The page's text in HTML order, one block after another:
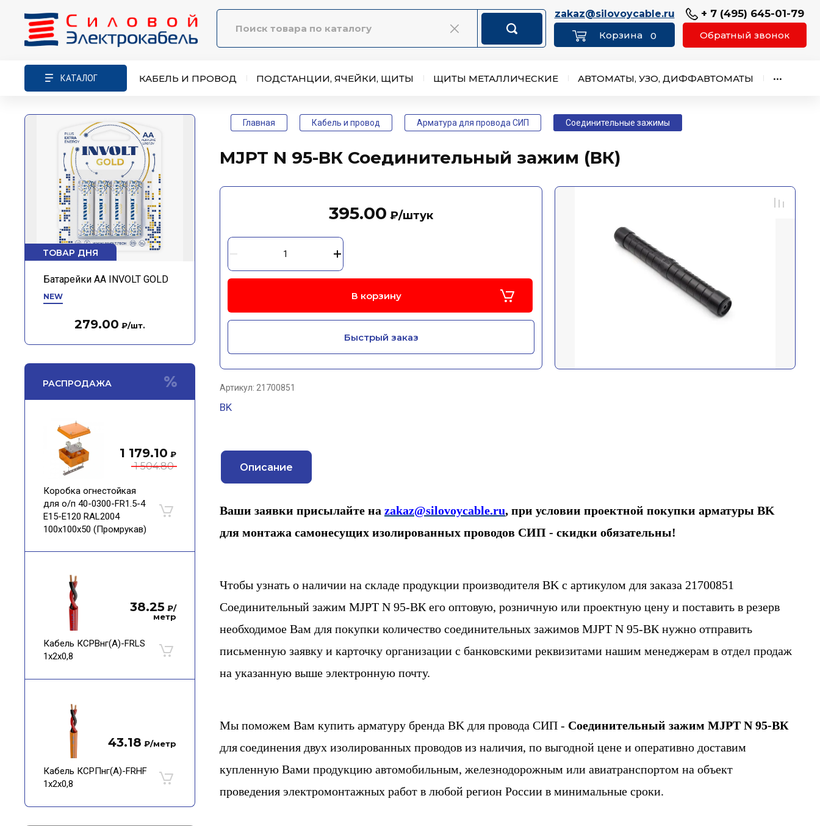
zakaz@silovoycable.ru
0
+ 7 (495) 645-01-79
Обратный звонок
КАТАЛОГ КАБЕЛЬ И ПРОВОД ПОДСТАНЦИИ, ЯЧЕЙКИ, ЩИТЫ ЩИТЫ МЕТАЛЛИЧЕСКИЕ АВТОМАТЫ, УЗО, ДИФФАВТОМАТЫ •••
ТОВАР ДНЯ
Батарейки АА INVOLT GOLD
NEW
279.00 ₽/шт.
РАСПРОДАЖА
1 504.80
1 179.10 ₽
Коробка огнестойкая
для о/п 40-0300-FR1.5-4
Е15-Е120 RAL2004
100х100х50 (Промрукав)
38.25 ₽/
метр
Кабель КСРВнг(А)-FRLS
1х2х0,8
43.18 ₽/метр
Кабель КСРПнг(А)-FRHF
1х2х0,8
Главная Кабель и провод Арматура для провода СИП Соединительные зажимы
MJPT N 95-ВК Соединительный зажим (ВК)
395.00 ₽/штук
В корзину
Быстрый заказ
Артикул: 21700851
BK
Описание
Ваши заявки присылайте на zakaz@silovoycable.ru, при условии проектной покупки арматуры BK
для монтажа самонесущих изолированных проводов СИП - скидки обязательны!
Чтобы узнать о наличии на складе продукции производителя BK с артикулом для заказа 21700851
Соединительный зажим MJPT N 95-ВК его оптовую, розничную или проектную цену и поставить в резерв
необходимое Вам для покупки количество соединительных зажимов MJPT N 95-ВК нужно отправить
письменную заявку и карточку организации с банковскими реквизитами нашим менеджерам в отдел продаж
на указанную выше электронную почту.
Мы поможем Вам купить арматуру бренда BK для провода СИП - Соединительный зажим MJPT N 95-ВК
длясоединения двух изолированных проводов из наличия, по выгодной цене и оперативно доставим
купленную Вами продукцию автомобильным, железнодорожным или авиатранспортом на объект
проведения электромонтажных работ в любой регион России в минимальные сроки.